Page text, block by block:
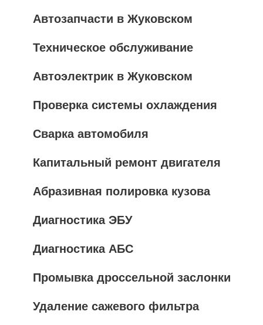
Автозапчасти в Жуковском
Техническое обслуживание
Автоэлектрик в Жуковском
Проверка системы охлаждения
Сварка автомобиля
Капитальный ремонт двигателя
Абразивная полировка кузова
Диагностика ЭБУ
Диагностика АБС
Промывка дроссельной заслонки
Удаление сажевого фильтра